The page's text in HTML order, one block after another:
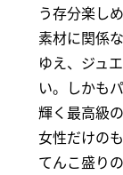
う存分楽し
素材に関係
ゆえ、ジュ
い。しかも
輝く最高級
女性だけの
てんこ盛り